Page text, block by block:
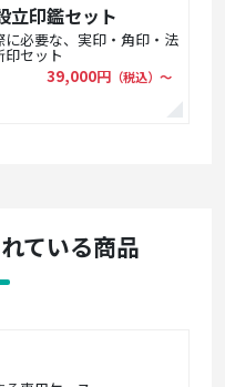
立印鑑セット
に必要な、実印・角印・法
印セット
39,000円 （税込）〜
ている商品